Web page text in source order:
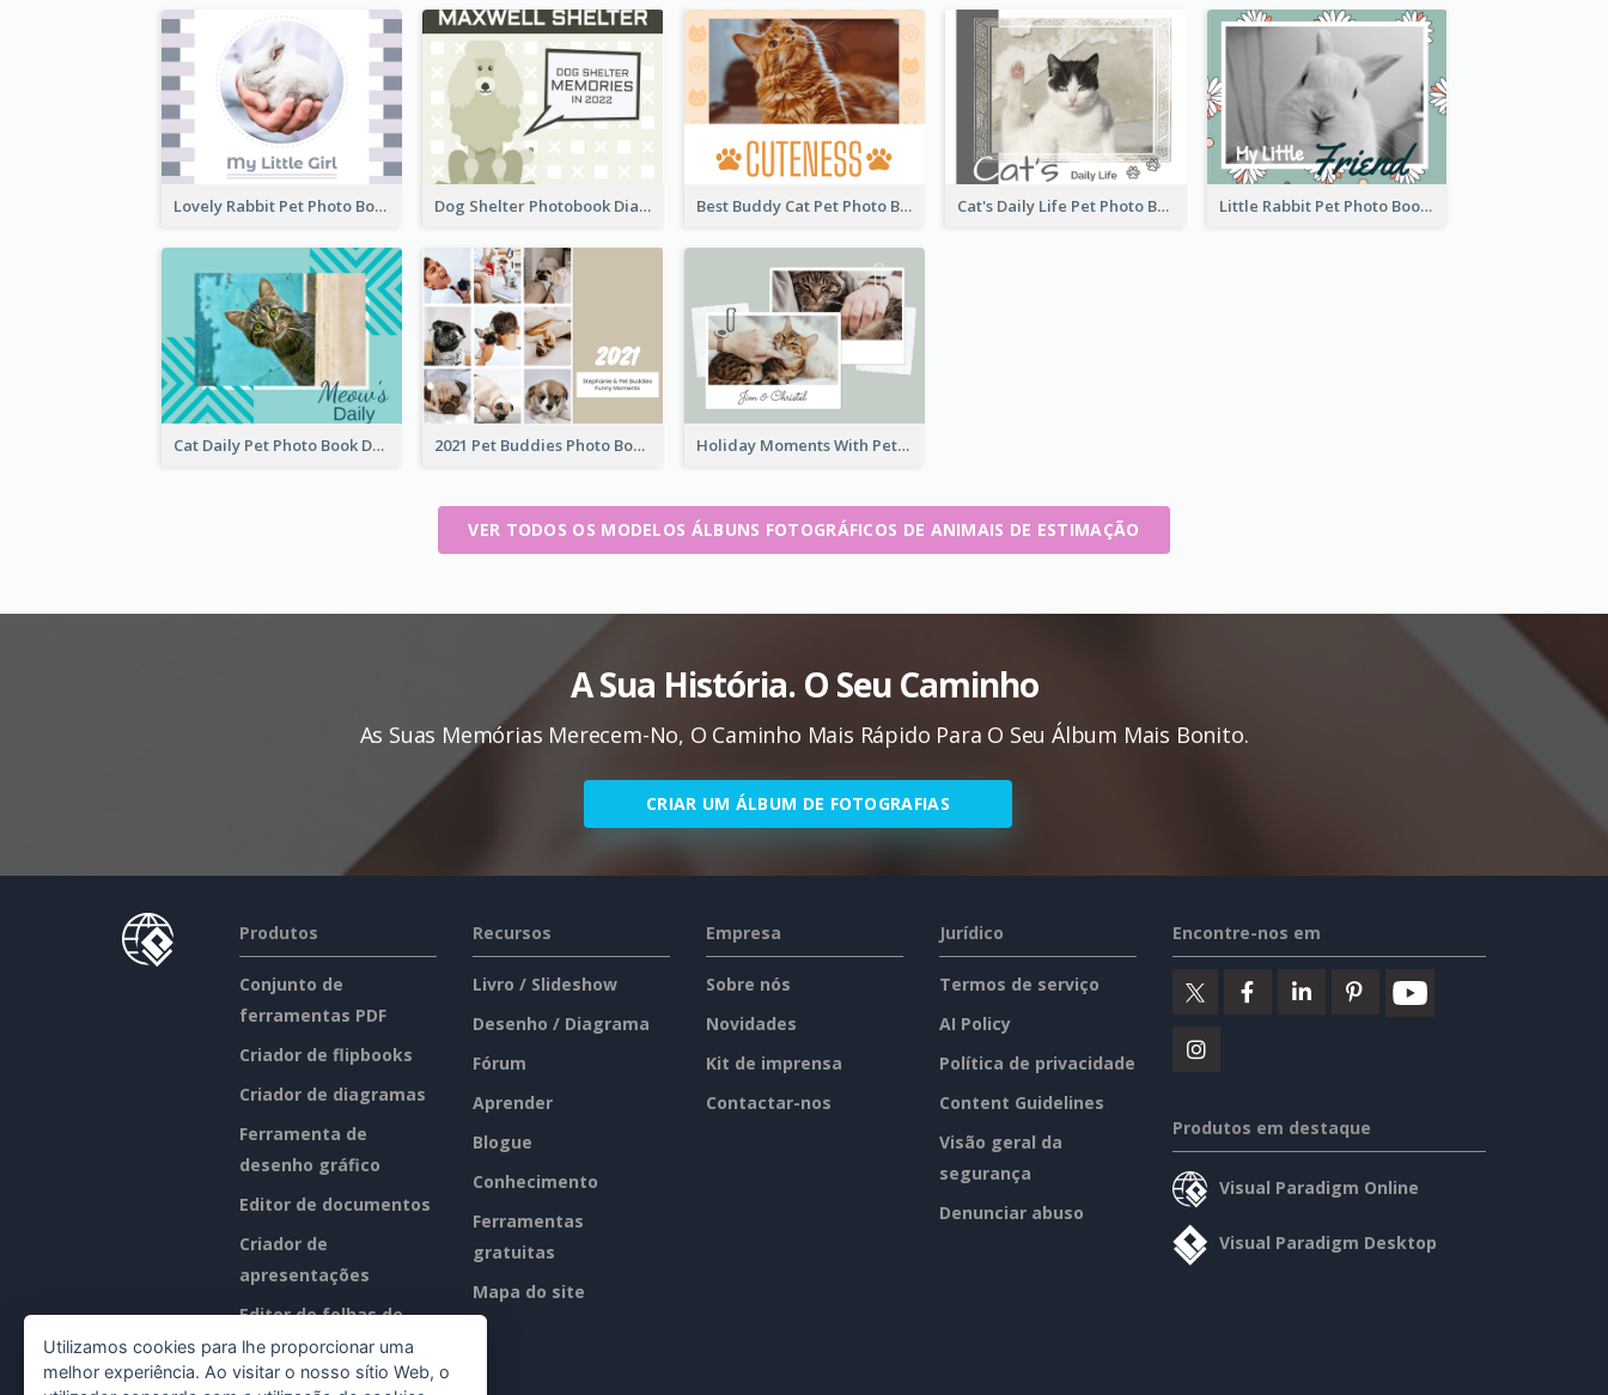
Lovely Rabbit Pet Photo Book Dog Shelter Photobook Diagram Best Buddy Cat Pet Photo Book Cat's Daily Life Pet Photo Book Little Rabbit Pet Photo Book
Cat Daily Pet Photo Book Details 2021 Pet Buddies Photo Book Holiday Moments With Pets Photo Book
VER TODOS OS MODELOS ÁLBUNS FOTOGRÁFICOS DE ANIMAIS DE ESTIMAÇÃO
A Sua História. O Seu Caminho
As Suas Memórias Merecem-No, O Caminho Mais Rápido Para O Seu Álbum Mais Bonito.
CRIAR UM ÁLBUM DE FOTOGRAFIAS
Produtos
Conjunto de
ferramentas PDF
Criador de flipbooks
Criador de diagramas
Ferramenta de
desenho gráfico
Editor de documentos
Criador de
apresentações
Editor de folhas de
cálculo
Preços
Recursos
Livro / Slideshow
Desenho / Diagrama
Fórum
Aprender
Blogue
Conhecimento
Ferramentas
gratuitas
Mapa do site
Empresa
Sobre nós
Novidades
Kit de imprensa
Contactar-nos
Jurídico
Termos de serviço
AI Policy
Política de privacidade
Content Guidelines
Visão geral da
segurança
Denunciar abuso
Encontre-nos em
Produtos em destaque
Visual Paradigm Online
Visual Paradigm Desktop
Utilizamos cookies para lhe proporcionar uma
melhor experiência. Ao visitar o nosso sítio Web, o